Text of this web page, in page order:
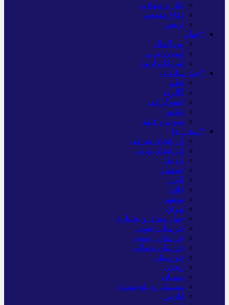
ایثار و شهادت
دفاع مقدس
اربعین
*جهان
بین الملل
آسیای غربی
آمریکا و اروپا
*چندرسانه‌ای
فیلم
گالری
اینفوگرافی
عکس
صوت و فیلم
*استان ها
آذربایجان شرقی
آذربایجان غربی
اردبیل
اصفهان
البرز
ایلام
بوشهر
تهران
چهار محال و بختیاری
خراسان جنوبی
خراسان رضوی
خراسان شمالی
خوزستان
زنجان
سمنان
سیستان و بلوچستان
فارس